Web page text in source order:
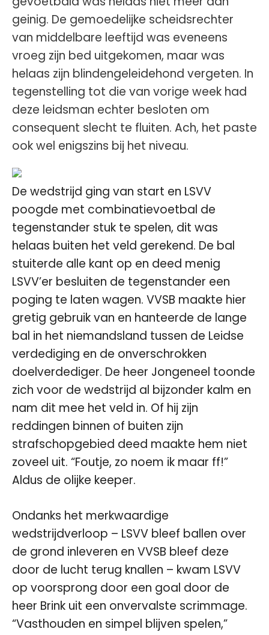
geinig. De gemoedelijke scheidsrechter
van middelbare leeftijd was eveneens
vroeg zijn bed uitgekomen, maar was
helaas zijn blindengeleidehond vergeten. In
tegenstelling tot die van vorige week had
deze leidsman echter besloten om
consequent slecht te fluiten. Ach, het paste
ook wel enigszins bij het niveau.
De wedstrijd ging van start en LSVV
poogde met combinatievoetbal de
tegenstander stuk te spelen, dit was
helaas buiten het veld gerekend. De bal
stuiterde alle kant op en deed menig
LSVV’er besluiten de tegenstander een
poging te laten wagen. VVSB maakte hier
gretig gebruik van en hanteerde de lange
bal in het niemandsland tussen de Leidse
verdediging en de onverschrokken
doelverdediger. De heer Jongeneel toonde
zich voor de wedstrijd al bijzonder kalm en
nam dit mee het veld in. Of hij zijn
reddingen binnen of buiten zijn
strafschopgebied deed maakte hem niet
zoveel uit. “Foutje, zo noem ik maar ff!”
Aldus de olijke keeper.
Ondanks het merkwaardige
wedstrijdverloop – LSVV bleef ballen over
de grond inleveren en VVSB bleef deze
door de lucht terug knallen – kwam LSVV
op voorsprong door een goal door de
heer Brink uit een onvervalste scrimmage.
“Vasthouden en simpel blijven spelen,”